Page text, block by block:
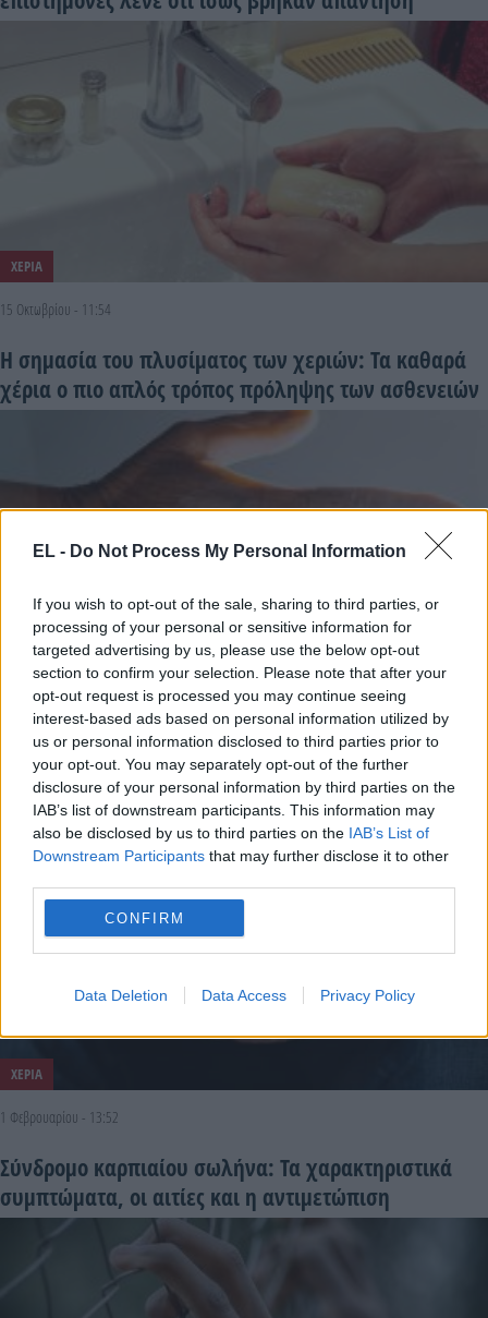
EL - Do Not Process My Personal Information
If you wish to opt-out of the sale, sharing to third parties, or
processing of your personal or sensitive information for
targeted advertising by us, please use the below opt-out
section to confirm your selection. Please note that after your
opt-out request is processed you may continue seeing
interest-based ads based on personal information utilized by
us or personal information disclosed to third parties prior to
your opt-out. You may separately opt-out of the further
disclosure of your personal information by third parties on the
IAB’s list of downstream participants. This information may
also be disclosed by us to third parties on the IAB’s List of
Downstream Participants that may further disclose it to other
CONFIRM
Data Deletion Data Access Privacy Policy
ΧΕΡΙΑ
15 Οκτωβρίου - 11:54
Η σημασία του πλυσίματος των χεριών: Τα καθαρά
χέρια ο πιο απλός τρόπος πρόληψης των ασθενειών
ΕΓΚΕΦΑΛΟΣ
2 Απριλίου - 19:46
Απίστευτο πείραμα με “ψεύτικο χέρι” και ένα…
σφυρί! Δείτε πώς μπορεί να ξεγελαστεί ο
εγκέφαλος(vid)
ΧΕΡΙΑ
1 Φεβρουαρίου - 13:52
Σύνδρομο καρπιαίου σωλήνα: Τα χαρακτηριστικά
συμπτώματα, οι αιτίες και η αντιμετώπιση